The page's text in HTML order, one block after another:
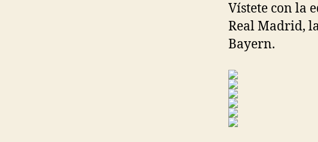
Vístete con la
Real Madrid,
Bayern.